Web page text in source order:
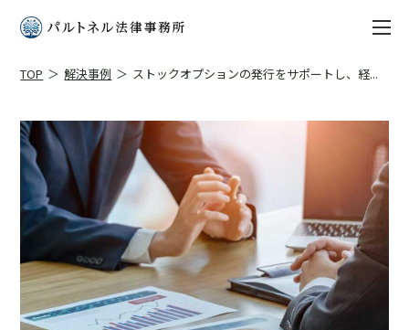
TOP 解決事例 ストックオプションの発行をサポートし、経...